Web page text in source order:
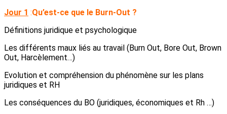
Jour 1 :Qu’est-ce que le Burn-Out ?
Définitions juridique et psychologique
Les différents maux liés au travail (Burn Out, Bore Out, Brown
Out, Harcèlement…)
Evolution et compréhension du phénomène sur les plans
juridiques et RH
Les conséquences du BO (juridiques, économiques et Rh …)